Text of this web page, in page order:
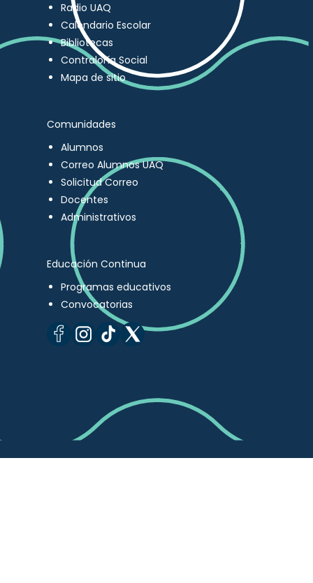
Radio UAQ
Calendario Escolar
Bibliotecas
Contraloría Social
Mapa de sitio
Comunidades
Alumnos
Correo Alumnos UAQ
Solicitud Correo
Docentes
Administrativos
Educación Continua
Programas educativos
Convocatorias